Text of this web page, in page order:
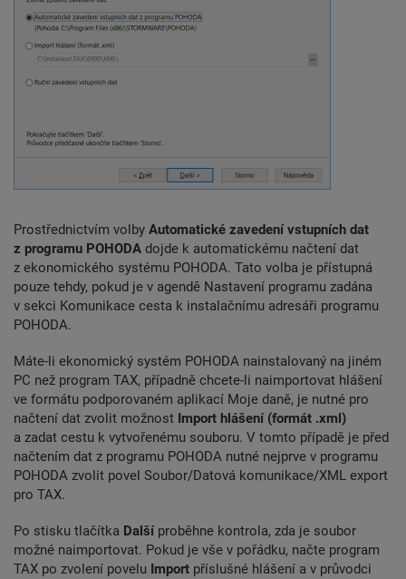
Prostřednictvím volby Automatické zavedení vstupních dat
z programu POHODA dojde k automatickému načtení dat
z ekonomického systému POHODA. Tato volba je přístupná
pouze tehdy, pokud je v agendě Nastavení programu zadána
v sekci Komunikace cesta k instalačnímu adresáři programu
POHODA.
Máte-li ekonomický systém POHODA nainstalovaný na jiném
PC než program TAX, případně chcete-li naimportovat hlášení
ve formátu podporovaném aplikací Moje daně, je nutné pro
načtení dat zvolit možnost Import hlášení (formát .xml)
a zadat cestu k vytvořenému souboru. V tomto případě je před
načtením dat z programu POHODA nutné nejprve v programu
POHODA zvolit povel Soubor/Datová komunikace/XML export
pro TAX.
Po stisku tlačítka Dalšíproběhne kontrola, zda je soubor
možné naimportovat. Pokud je vše v pořádku, načte program
TAX po zvolení povelu Import příslušné hlášení a v průvodci